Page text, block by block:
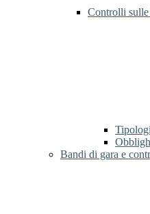
Controlli sulle
Bandi di gara e